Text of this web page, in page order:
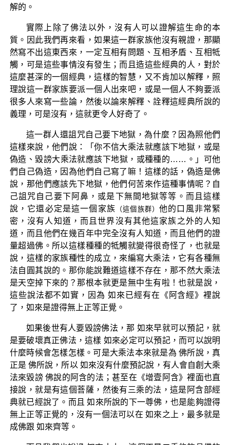
解的。
實際上除了佛法以外，沒有人可以證解這生命的本
質。因此我們再來看，如果這一群家族他沒有親證，那顯
然寫不出這東西來，一定互相有問題、互相矛盾、互相牴
觸，可是這些事情沒有發生；而且造這些經典的人，對於
這麼甚深的一個經典，這樣的智慧，又不肯加以解釋，照
理說這一群家族要派一個人出來吧，或是一個人不夠要派
很多人來寫一些論，然後以論來解釋、詮釋這經典所說的
義理，可是沒有，這就更令人好奇了。
這一群人還詛咒自己要下地獄，為什麼？因為照他們
這樣來說，他們說：「你不信大乘法就應該下地獄，或是
偽造、毀謗大乘法就應該下地獄，或種種的……。」可他
們自己偽造，因為他們自己寫了嘛！這樣的話，偽造是佛
說，那他們應該先下地獄，他們何苦來作這種事情呢？自
己詛咒自己要下阿鼻，或是下無間地獄等等。而且這樣
說，它還必定是這一個家族 （這個族群）他的口風非常緊
密，沒有人知道，而且世界沒有其他這家族之外的人知
道，而且他們在幾百年中完全沒有人知道，而且他們的證
量超過佛。所以這樣種種的牴觸就變得很奇怪了，也就是
說，這樣的家族種性的成立，來編寫大乘法，它有各種無
法自圓其說的。那你能說難道這樣不存在，那不然大乘法
是天空掉下來的？那根本就更是無中生有啦！也就是說，
這些說法都不如實，因為 如來已經有在《阿含經》裡說
了，如來是證得無上正等正覺。
如果後世有人要毀謗佛法，那 如來早就可以預記，就
是要破壞真正佛法，這樣 如來必定可以預記，而可以說明
什麼時候會怎樣怎樣。可是大乘法本來就是為 佛所說，真
正是 佛所說，所以 如來沒有什麼預記說，有人會自創大乘
法來毀謗 佛說的阿含的法；甚至在《增壹阿含》裡面也直
接說，就是有這個菩薩，然後有三乘的法，這是阿含部經
典就已經說了。而且 如來所說的下一尊佛，也是能夠證得
無上正等正覺的，沒有一個法可以在 如來之上，最多就是
成佛跟 如來齊等。